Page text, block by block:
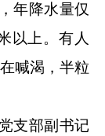
年降水量仅
以上。有人
喊渴，半粒
支部副书记